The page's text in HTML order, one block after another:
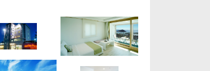
marine Port 마린포트 리조트